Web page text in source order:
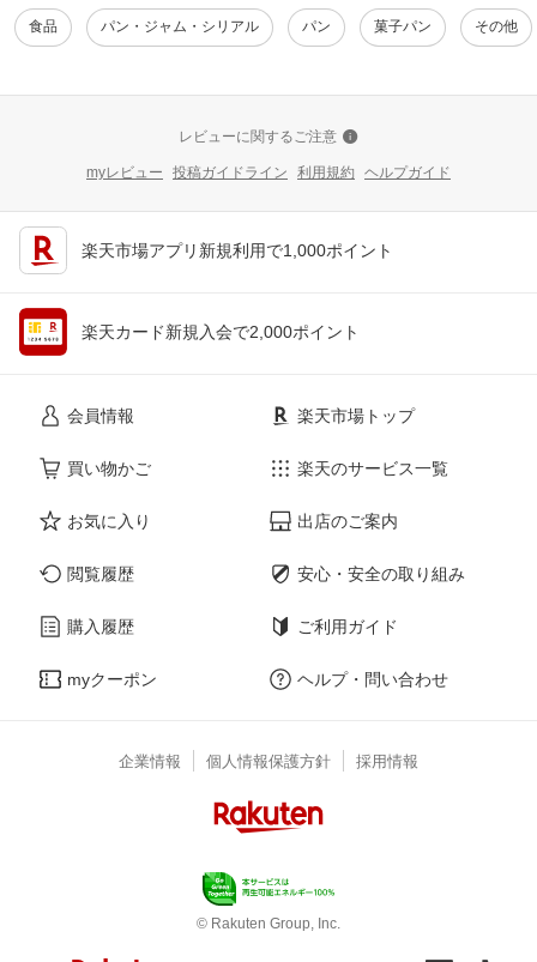
食品 パン・ジャム・シリアル パン 菓子パン その他
レビューに関するご注意
myレビュー 投稿ガイドライン 利用規約 ヘルプガイド
楽天市場アプリ新規利用で1,000ポイント
楽天カード新規入会で2,000ポイント
会員情報
買い物かご
お気に入り
閲覧履歴
購入履歴
myクーポン
楽天市場トップ
楽天のサービス一覧
出店のご案内
安心・安全の取り組み
ご利用ガイド
ヘルプ・問い合わせ
企業情報 個人情報保護方針 採用情報
© Rakuten Group, Inc.